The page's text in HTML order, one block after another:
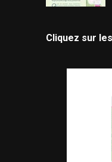
Cliquez sur